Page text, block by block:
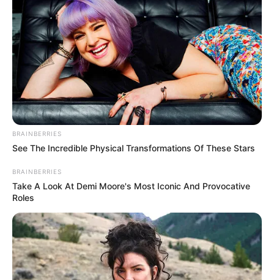
HOME
Home ACE > ACS > Acs e ACE >
Mudança de Vida:
Investimentos mudará a realidade dos Agentes Comunitários e de
Endemias
Mudança de Vida: Investimentos
mudará a realidade dos Agentes
Comunitários e de Endemias
BRAINBERRIES
See The Incredible Physical Transformations Of These Stars
BRAINBERRIES
Take A Look At Demi Moore's Most Iconic And Provocative
Roles